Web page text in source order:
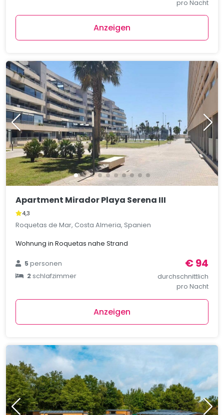
pro Nacht
Anzeigen
Apartment Mirador Playa Serena III
4,3
Roquetas de Mar, Costa Almeria, Spanien
Wohnung in Roquetas nahe Strand
5personen
2schlafzimmer
€ 94
durchschnittlich
pro Nacht
Anzeigen